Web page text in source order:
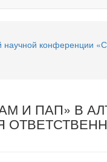
конференции
И ПАП» В